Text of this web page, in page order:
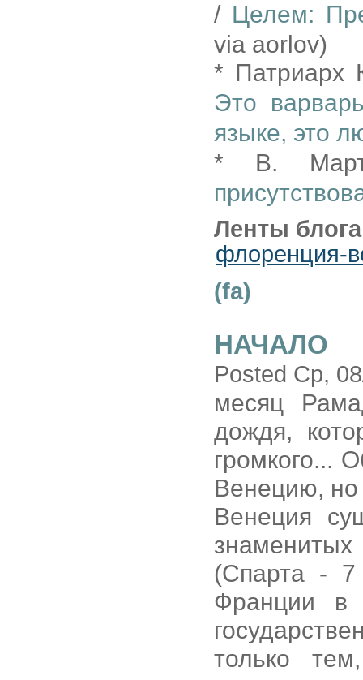
/ Целем:
via aorlov)
* Патриарх
Это
языке, это
* В.
Ленты
флоренция-
(fa)
НАЧАЛО
Posted Ср,
месяц
дождя,
громкого...
Венецию, но
Венеция
(Спарта -
Франции в
только